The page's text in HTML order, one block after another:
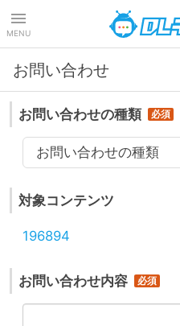
MENU
お問い合わせ
お問い合わせの種類
お問い合わせの種類
対象コンテンツ
196894
お問い合わせ内容